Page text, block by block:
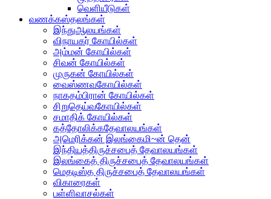
வெளியீடுகள்
வணக்கஸ்தலங்கள்
இந்துஆலயங்கள்
விநாயகர் கோயில்கள்
அம்மன் கோயில்கள்
சிவன் கோயில்கள்
முருகன் கோயில்கள்
வைஸ்ணவகோயில்கள்
நாகதம்பிரான் கோயில்கள்
சிறுதெய்வகோயில்கள்
சமாதிக் கோயில்கள்
கத்தோலிக்கதேவாலயங்கள்
அமெரிக்கன் இலங்கைமி~ன் தென்
இந்தியத்திருச்சபைத் தேவாலயங்கள்
இலங்கைத் திருச்சபைத் தேவாலயங்கள்
மெதடிஸ்த திருச்சபைத் தேவாலயங்கள்
விகாரைகள்
பள்ளிவாசல்கள்